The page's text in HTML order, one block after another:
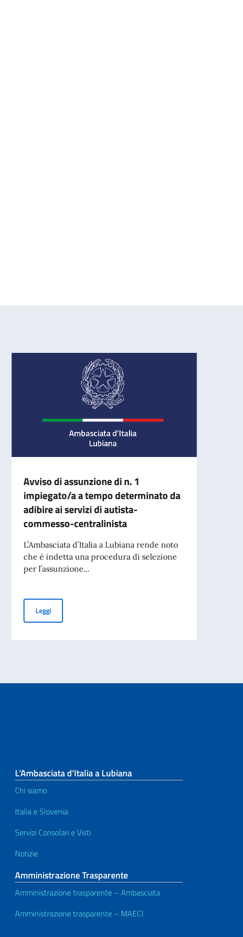
Avviso di assunzione di n. 1
impiegato/a a tempo determinato da
adibire ai servizi di autista-
commesso-centralinista
L’Ambasciata d’Italia a Lubiana rende noto
che è indetta una procedura di selezione
per l’assunzione...
LeggiAvviso di assunzione di n. 1 impiegato/a a tempo determinato
L’Ambasciata d’Italia a Lubiana
Chi siamo
Italia e Slovenia
Servizi Consolari e Visti
Notizie
Amministrazione Trasparente
Amministrazione trasparente – Ambasciata
Amministrazione trasparente – MAECI